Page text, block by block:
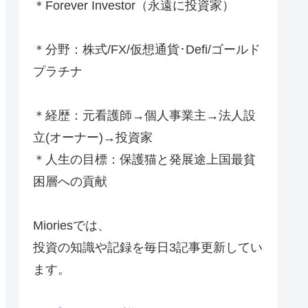
＊Forever Investor （永遠に投資家）
＊分野：株式/FX/仮想通貨･Defi/ゴールド
プラチナ
＊経歴：元看護師→個人事業主→法人設
立(オーナー)→投資家
＊人生の目標：保護猫と発展途上国最貧
困層への貢献
Mioriesでは、
投資の知識や記録を毎日3記事更新してい
ます。